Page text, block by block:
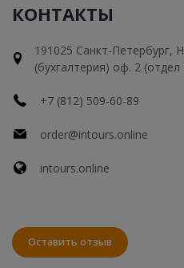
КОНТАКТЫ
191025 Санкт-Петербург,
(бухгалтерия) оф. 2
+7 (812) 509-60-89
order@intours.online
intours.online
Оставить отзыв